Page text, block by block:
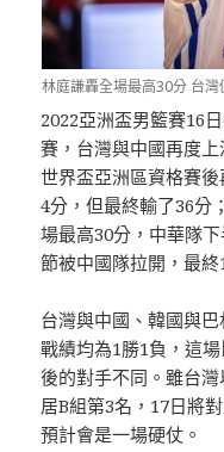
林庭謙轟全場最高30分 台灣
2022亞洲盃男籃賽16
賽，台灣與中國再度
世界盃亞洲區資格賽
4分，但最終輸了36分
場最高30分，中華隊
節被中國隊拉開，最終
台灣與中國、韓國與
戰績均為1勝1負，這
後的對手不同。雖台
居B組第3名，17日將
預計會是一場硬仗。